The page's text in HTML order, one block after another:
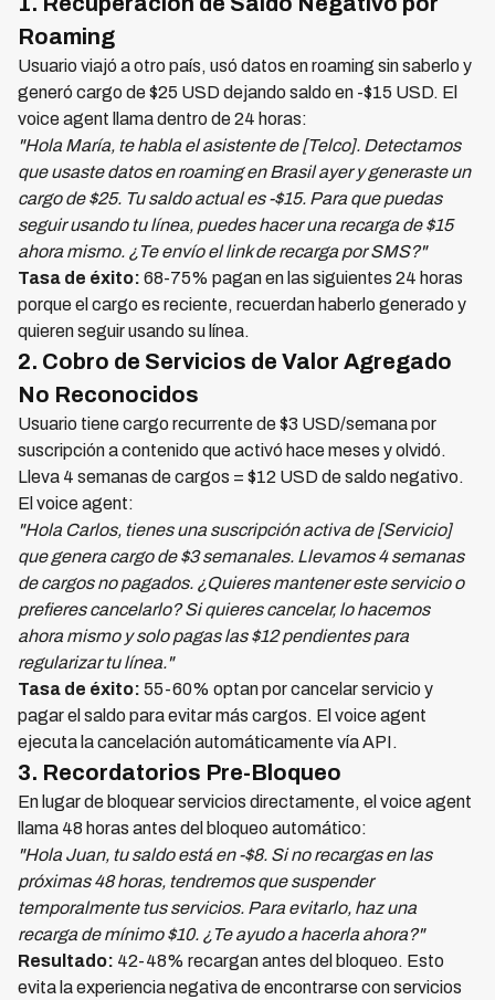
Roaming
Usuario viajó a otro país, usó datos en roaming sin saberlo y
generó cargo de $25 USD dejando saldo en -$15 USD. El
voice agent llama dentro de 24 horas:
"Hola María, te habla el asistente de [Telco]. Detectamos
que usaste datos en roaming en Brasil ayer y generaste un
cargo de $25. Tu saldo actual es -$15. Para que puedas
seguir usando tu línea, puedes hacer una recarga de $15
ahora mismo. ¿Te envío el link de recarga por SMS?"
Tasa de éxito: 68-75% pagan en las siguientes 24 horas
porque el cargo es reciente, recuerdan haberlo generado y
quieren seguir usando su línea.
2. Cobro de Servicios de Valor Agregado
No Reconocidos
Usuario tiene cargo recurrente de $3 USD/semana por
suscripción a contenido que activó hace meses y olvidó.
Lleva 4 semanas de cargos = $12 USD de saldo negativo.
El voice agent:
"Hola Carlos, tienes una suscripción activa de [Servicio]
que genera cargo de $3 semanales. Llevamos 4 semanas
de cargos no pagados. ¿Quieres mantener este servicio o
prefieres cancelarlo? Si quieres cancelar, lo hacemos
ahora mismo y solo pagas las $12 pendientes para
regularizar tu línea."
Tasa de éxito: 55-60% optan por cancelar servicio y
pagar el saldo para evitar más cargos. El voice agent
ejecuta la cancelación automáticamente vía API.
3. Recordatorios Pre-Bloqueo
En lugar de bloquear servicios directamente, el voice agent
llama 48 horas antes del bloqueo automático:
"Hola Juan, tu saldo está en -$8. Si no recargas en las
próximas 48 horas, tendremos que suspender
temporalmente tus servicios. Para evitarlo, haz una
recarga de mínimo $10. ¿Te ayudo a hacerla ahora?"
Resultado: 42-48% recargan antes del bloqueo. Esto
evita la experiencia negativa de encontrarse con servicios